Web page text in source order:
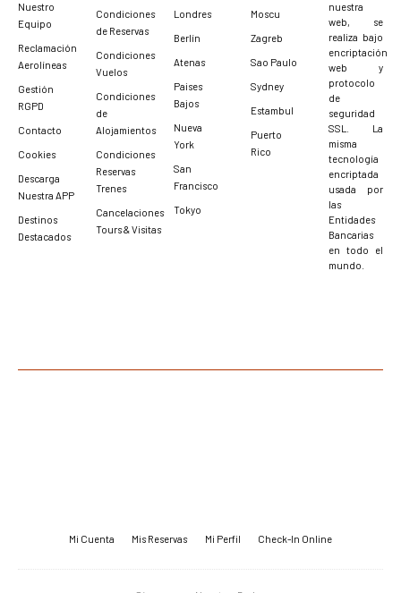
Nuestro
Equipo
Reclamación
Aerolíneas
Gestión
RGPD
Contacto
Cookies
Descarga
Nuestra APP
Destinos
Destacados
Condiciones
de Reservas
Condiciones
Vuelos
Condiciones
de
Alojamientos
Condiciones
Reservas
Trenes
Cancelaciones
Tours & Visitas
Londres
Berlín
Atenas
Paises
Bajos
Nueva
York
San
Francisco
Tokyo
Moscu
Zagreb
Sao Paulo
Sydney
Estambul
Puerto
Rico
nuestra
web, se
realiza bajo
encriptación
web y
protocolo
de
seguridad
SSL. La
misma
tecnología
encriptada
usada por
las
Entidades
Bancarias
en todo el
mundo.
Mi Cuenta Mis Reservas Mi Perfil Check-In Online